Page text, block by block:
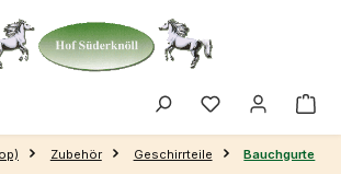
Zubehör Geschirrteile Bauchgurte